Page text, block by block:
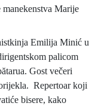
Marije
Emilija Minić u
palicom
Gost večeri
Repertoar koji
bisere, kako